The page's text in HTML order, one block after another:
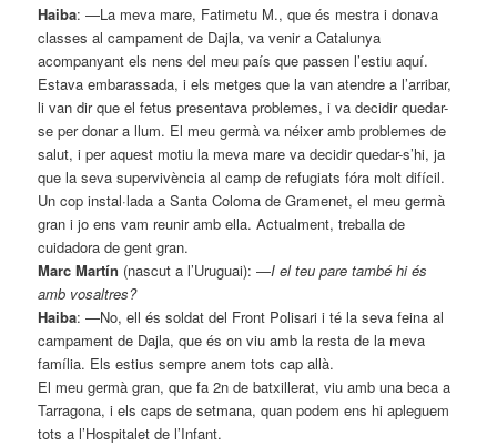
Haiba: —La meva mare, Fatimetu M., que és mestra i donava
classes al campament de Dajla, va venir a Catalunya
acompanyant els nens del meu país que passen l’estiu aquí.
Estava embarassada, i els metges que la van atendre a l’arribar,
li van dir que el fetus presentava problemes, i va decidir quedar-
se per donar a llum. El meu germà va néixer amb problemes de
salut, i per aquest motiu la meva mare va decidir quedar-s’hi, ja
que la seva supervivència al camp de refugiats fóra molt difícil.
Un cop instal·lada a Santa Coloma de Gramenet, el meu germà
gran i jo ens vam reunir amb ella. Actualment, treballa de
cuidadora de gent gran.
Marc Martín (nascut a l’Uruguai):—I el teu pare també hi és
amb vosaltres?
Haiba: —No, ell és soldat del Front Polisari i té la seva feina al
campament de Dajla, que és on viu amb la resta de la meva
família. Els estius sempre anem tots cap allà.
El meu germà gran, que fa 2n de batxillerat, viu amb una beca a
Tarragona, i els caps de setmana, quan podem ens hi apleguem
tots a l’Hospitalet de l’Infant.